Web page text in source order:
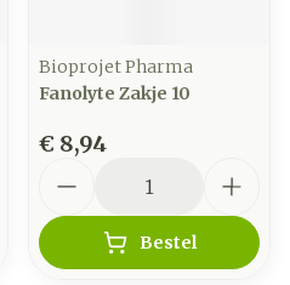
Bioprojet Pharma
Fanolyte Zakje 10
€ 8,94
Bestel